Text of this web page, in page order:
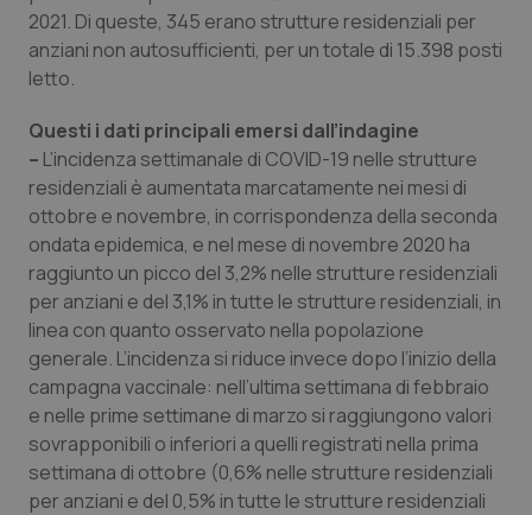
Provincia Autonoma di Trento
Sardegna
Sicilia
Toscana
Umbria
Valle D’Aosta
Veneto
Ipertensione & Scompenso
Malattia di Crohn & Rettocolite Ulcerosa
Neuroscienze & patologie neurodegenerative
Obesità
Oftalmologia
Oncodermatologia
Oncoematologia
2021. Di queste, 345 erano strutture residenziali per
anziani non autosufficienti, per un totale di 15.398 posti
letto.
Questi i dati principali emersi dall’indagine
– L’incidenza settimanale di COVID-19 nelle strutture
residenziali è aumentata marcatamente nei mesi di
ottobre e novembre, in corrispondenza della seconda
ondata epidemica, e nel mese di novembre 2020 ha
raggiunto un picco del 3,2% nelle strutture residenziali
per anziani e del 3,1% in tutte le strutture residenziali, in
linea con quanto osservato nella popolazione
generale. L’incidenza si riduce invece dopo l’inizio della
campagna vaccinale: nell’ultima settimana di febbraio
e nelle prime settimane di marzo si raggiungono valori
sovrapponibili o inferiori a quelli registrati nella prima
settimana di ottobre (0,6% nelle strutture residenziali
per anziani e del 0,5% in tutte le strutture residenziali